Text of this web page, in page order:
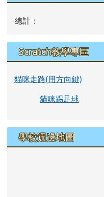
總計：
Scratch教學專區
貓咪走路(用方向鍵)
貓咪踢足球
學校週邊地圖